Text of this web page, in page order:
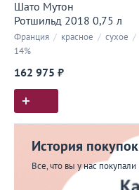
Шато Мутон
Ротшильд 2018 0,75 л
Франция / красное / сухое /
14%
162 975 ₽
История покупок
Все, что вы у нас покупали